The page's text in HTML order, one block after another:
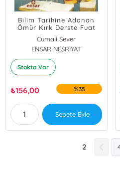
Bilim Tarihine Adanan
Ömür Kırk Derste Fuat
Sezgin
Cumali Sever
ENSAR NEŞRİYAT
Stokta Var
₺156,00 %35
Sepete Ekle
2